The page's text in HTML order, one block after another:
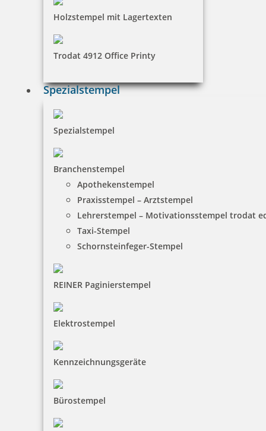
Holzstempel mit Lagertexten
Trodat 4912 Office Printy
Spezialstempel
Spezialstempel
Branchenstempel
Apothekenstempel
Praxisstempel – Arztstempel
Lehrerstempel – Motivationsstempel trodat
Taxi-Stempel
Schornsteinfeger-Stempel
REINER Paginierstempel
Elektrostempel
Kennzeichnungsgeräte
Bürostempel
74,78 €
jeder weitere Buchstabe PERFOSET I/D o. II/D